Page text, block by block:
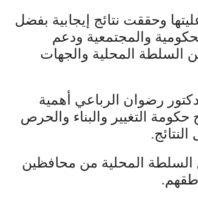
وحققت نتائج إيجابية بفضل
والمجتمعية ودعم
السلطة المحلية والجهات
رضوان الرباعي أهمية
التغيير والبناء والحرص
السلطة المحلية من محافظين